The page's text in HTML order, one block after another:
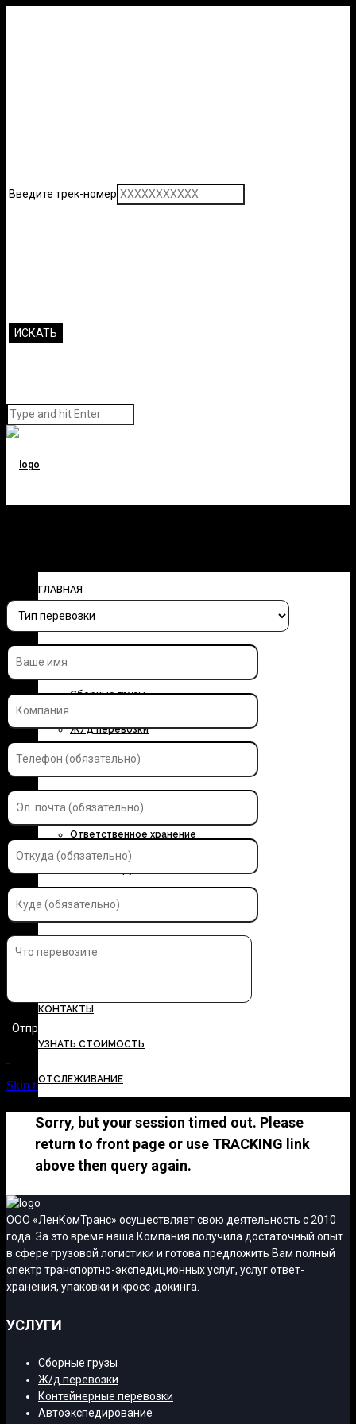
Введите трек-номер
ГЛАВНАЯ
О КОМПАНИИ
УСЛУГИ
Сборные грузы
Ж/д перевозки
Контейнерные перевозки
Автоэкспедирование
Ответственное хранение
Страхование грузов
ДОКУМЕНТЫ
КОНТАКТЫ
УЗНАТЬ СТОИМОСТЬ
ОТСЛЕЖИВАНИЕ
стоимость перевозки
Skip to Content
Sorry, but your session timed out. Please
return to front page or use TRACKING link
above then query again.
ООО «ЛенКомТранс» осуществляет свою деятельность с 2010
года. За это время наша Компания получила достаточный опыт
в сфере грузовой логистики и готова предложить Вам полный
спектр транспортно-экспедиционных услуг, услуг ответ-
хранения, упаковки и кросс-докинга.
УСЛУГИ
Сборные грузы
Ж/д перевозки
Контейнерные перевозки
Автоэкспедирование